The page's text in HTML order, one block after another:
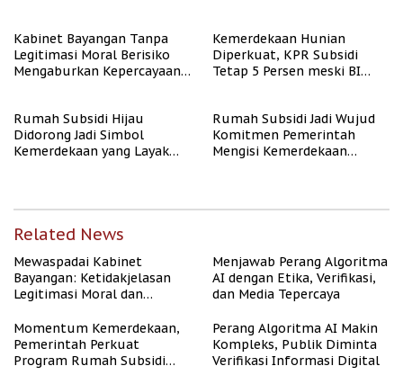
Kabinet Bayangan Tanpa
Legitimasi Moral Berisiko
Mengaburkan Kepercayaan
Kemerdekaan Hunian
Diperkuat, KPR Subsidi
Tetap 5 Persen meski BI
Rumah Subsidi Hijau
Didorong Jadi Simbol
Kemerdekaan yang Layak
Rumah Subsidi Jadi Wujud
Komitmen Pemerintah
Mengisi Kemerdekaan
Related News
Mewaspadai Kabinet
Bayangan: Ketidakjelasan
Legitimasi Moral dan
Menjawab Perang Algoritma
AI dengan Etika, Verifikasi,
dan Media Tepercaya
Momentum Kemerdekaan,
Pemerintah Perkuat
Program Rumah Subsidi
Perang Algoritma AI Makin
Kompleks, Publik Diminta
Verifikasi Informasi Digital